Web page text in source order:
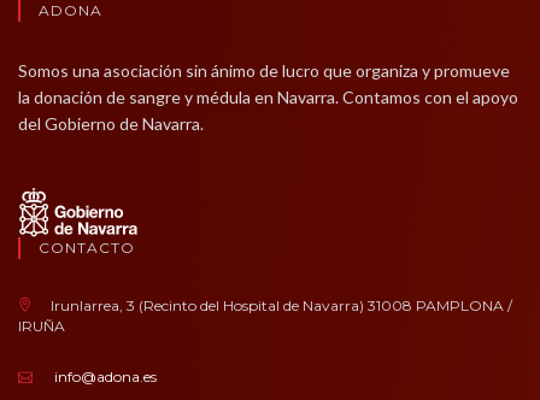
ADONA
Somos una asociación sin ánimo de lucro que organiza y promueve
la donación de sangre y médula en Navarra. Contamos con el apoyo
del Gobierno de Navarra.
CONTACTO
Irunlarrea, 3 (Recinto del Hospital de Navarra) 31008 PAMPLONA /
IRUÑA
info@adona.es